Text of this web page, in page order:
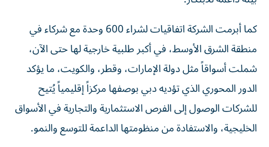
كما أبرمت الشركة اتفاقيات لشراء 600 وحدة مع شركاء في
منطقة الشرق الأوسط، في أكبر طلبية خارجية لها حتى الآن،
شملت أسواقاً مثل دولة الإمارات، وقطر، والكويت، ما يؤكد
الدور المحوري الذي تؤديه دبي بوصفها مركزاً إقليمياً يُتيح
للشركات الوصول إلى الفرص الاستثمارية والتجارية في الأسواق
الخليجية، والاستفادة من منظومتها الداعمة للتوسع والنمو.